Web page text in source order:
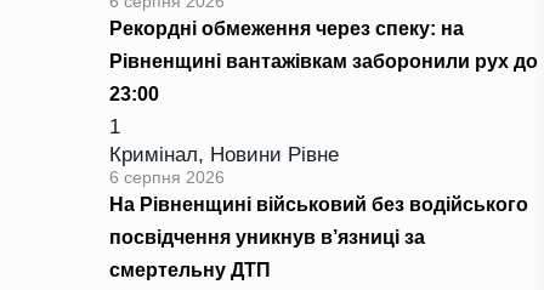
Рекордні обмеження через спеку: на
Рівненщині вантажівкам заборонили рух до
23:00
1
Кримінал, Новини Рівне
6 серпня 2026
На Рівненщині військовий без водійського
посвідчення уникнув в’язниці за
смертельну ДТП